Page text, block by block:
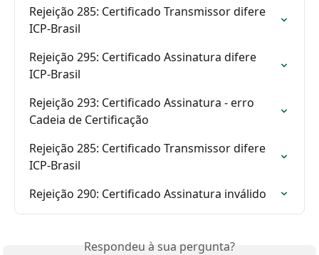
Rejeição 285: Certificado Transmissor difere
ICP-Brasil
Rejeição 295: Certificado Assinatura difere
ICP-Brasil
Rejeição 293: Certificado Assinatura - erro
Cadeia de Certificação
Rejeição 285: Certificado Transmissor difere
ICP-Brasil
Rejeição 290: Certificado Assinatura inválido
Respondeu à sua pergunta?